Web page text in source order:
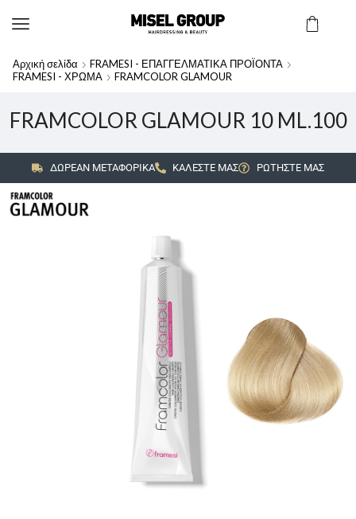
Αρχική σελίδα
FRAMESI - ΕΠΑΓΓΕΛΜΑΤΙΚΑ ΠΡΟΪΟΝΤΑ
FRAMESI - ΧΡΩΜΑ
FRAMCOLOR GLAMOUR
FRAMCOLOR GLAMOUR 10 ML.100
ΔΩΡΕΑΝ ΜΕΤΑΦΟΡΙΚΑ ΚΑΛΕΣΤΕ ΜΑΣ ΡΩΤΗΣΤΕ ΜΑΣ